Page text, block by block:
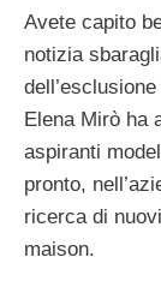
Avete capito
notizia
dell’esclusione
Elena Mirò ha
aspiranti
pronto,
ricerca di
maison.